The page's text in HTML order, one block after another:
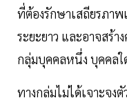
ที่ต้องรักษาเสถียรภา
ระยะยาว และอาจสร้า
กลุ่มบุคคลหนึ่ง บุคคลใ
ทางกลุ่มไม่ได้เจาะจง